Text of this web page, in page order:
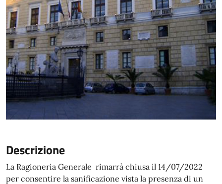
Descrizione
La Ragioneria Generale rimarrà chiusa il 14/07/2022
per consentire la sanificazione vista la presenza di un